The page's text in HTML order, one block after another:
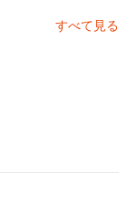
すべて見る